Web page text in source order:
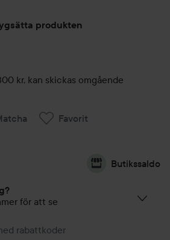
produkten
kr, kan skickas omgående
Favorit
Butikssaldo
för att se
rabattkoder